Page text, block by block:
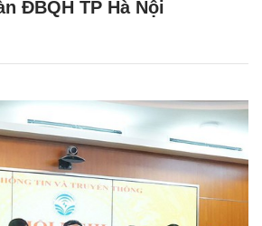
ĐBQH TP Hà Nội